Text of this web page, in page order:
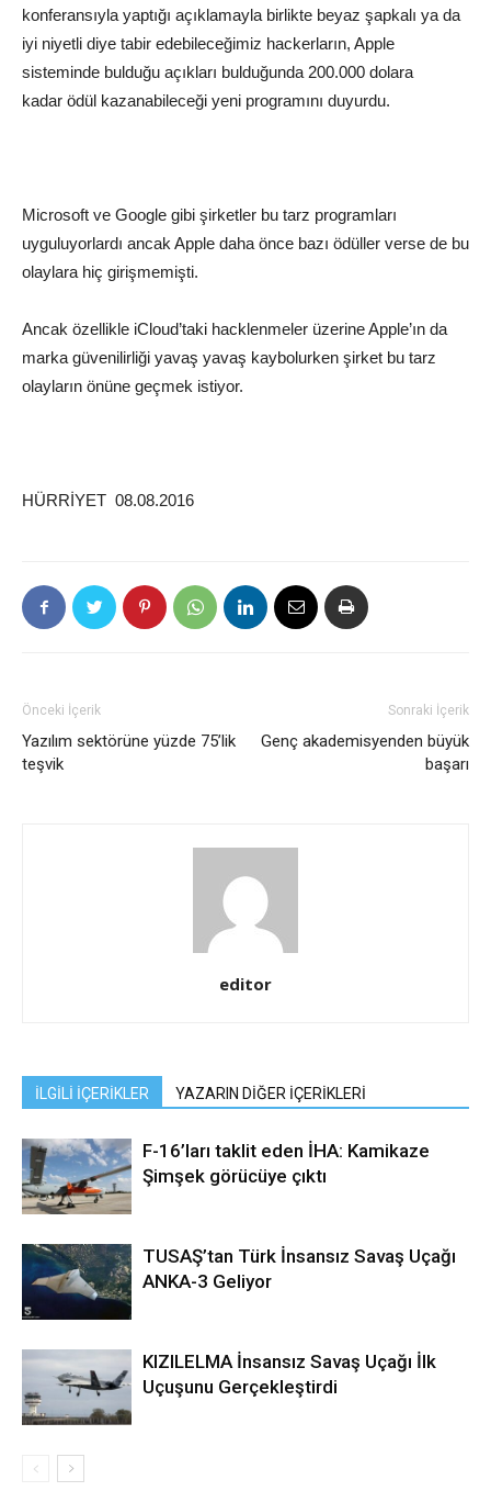
konferansıyla yaptığı açıklamayla birlikte beyaz şapkalı ya da
iyi niyetli diye tabir edebileceğimiz hackerların, Apple
sisteminde bulduğu açıkları bulduğunda 200.000 dolara
kadar ödül kazanabileceği yeni programını duyurdu.
Microsoft ve Google gibi şirketler bu tarz programları
uyguluyorlardı ancak Apple daha önce bazı ödüller verse de bu
olaylara hiç girişmemişti.
Ancak özellikle iCloud’taki hacklenmeler üzerine Apple’ın da
marka güvenilirliği yavaş yavaş kaybolurken şirket bu tarz
olayların önüne geçmek istiyor.
HÜRRİYET 08.08.2016
Önceki İçerik
Yazılım sektörüne yüzde 75’lik
teşvik
Sonraki İçerik
Genç akademisyenden büyük
başarı
editor
İLGİLİ İÇERİKLER YAZARIN DİĞER İÇERİKLERİ
F-16’ları taklit eden İHA: Kamikaze
Şimşek görücüye çıktı
TUSAŞ’tan Türk İnsansız Savaş Uçağı
ANKA-3 Geliyor
KIZILELMA İnsansız Savaş Uçağı İlk
Uçuşunu Gerçekleştirdi